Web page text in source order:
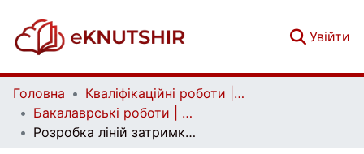
Увійти
Головна
Кваліфікаційні роботи | Qualifying works
Бакалаврські роботи | Bachelor theses
Розробка ліній затримки на основі поверхневих акустичних хвиль для подальшого застосування у двовимірних пристроях